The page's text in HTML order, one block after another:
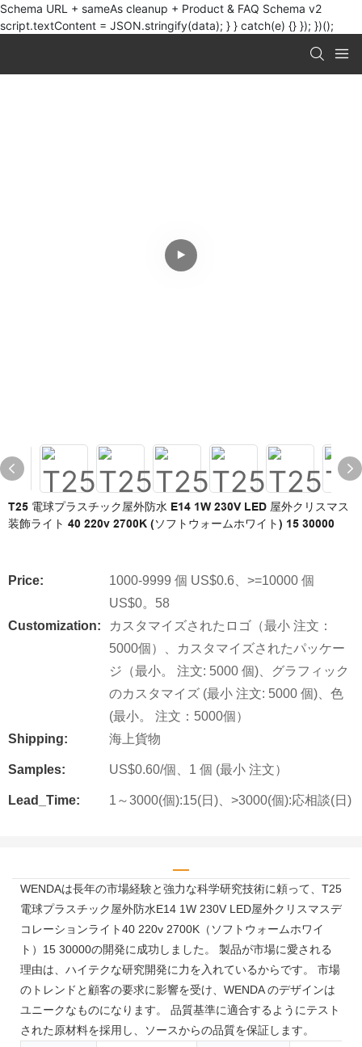
Schema URL + sameAs cleanup + Product & FAQ Schema v2
script.textContent = JSON.stringify(data); } } catch(e) {} }); })();
T25 電球プラスチック屋外防水 E14 1W 230V LED 屋外クリスマス
装飾ライト 40 220v 2700K (ソフトウォームホワイト) 15 30000
Price:
1000-9999 個 US$0.6、>=10000 個
US$0。58
Customization:
カスタマイズされたロゴ（最小 注文：
5000個）、カスタマイズされたパッケー
ジ（最小。 注文: 5000 個)、グラフィック
のカスタマイズ (最小 注文: 5000 個)、色
(最小。 注文：5000個）
Shipping:
海上貨物
Samples: US$0.60/個、1 個 (最小 注文）
Lead_Time: 1～3000(個):15(日)、>3000(個):応相談(日)
WENDAは長年の市場経験と強力な科学研究技術に頼って、T25
電球プラスチック屋外防水E14 1W 230V LED屋外クリスマスデ
コレーションライト40 220v 2700K（ソフトウォームホワイ
ト）15 30000の開発に成功しました。 製品が市場に愛される
理由は、ハイテクな研究開発に力を入れているからです。 市場
のトレンドと顧客の要求に影響を受け、WENDA のデザインは
ユニークなものになります。 品質基準に適合するようにテスト
された原材料を採用し、ソースからの品質を保証します。